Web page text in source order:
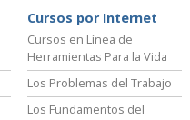
Cursos por Internet
Cursos en Línea de
Herramientas Para la Vida
Los Problemas del Trabajo
Los Fundamentos del